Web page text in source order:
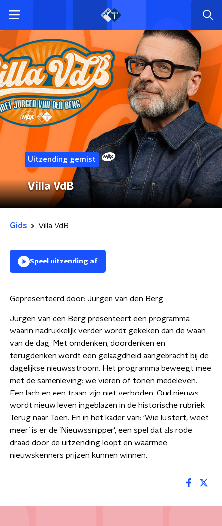
Uitzending gemist
Villa VdB
Gids Villa VdB
Speel uitzending af
Gepresenteerd door: Jurgen van den Berg
Jurgen van den Berg presenteert een programma
waarin nadrukkelijk verder wordt gekeken dan de waan
van de dag. Met omdenken, doordenken en
terugdenken wordt een gelaagdheid aangebracht bij de
dagelijkse nieuwsstroom. Het programma beweegt mee
met de samenleving: we vieren of tonen medeleven.
Een lach en een traan zijn niet verboden. Oud nieuws
wordt nieuw leven ingeblazen in de historische rubriek
Terug naar Toen. En in het kader van: ‘Wie luistert, weet
meer’ is er de 'Nieuwssnipper', een spel dat als rode
draad door de uitzending loopt en waarmee
nieuwskenners prijzen kunnen winnen.